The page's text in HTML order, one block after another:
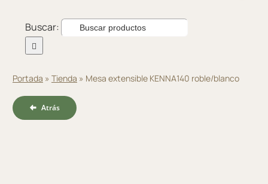
Buscar:
Portada » Tienda » Mesa extensible KENNA140 roble/blanco
Atrás